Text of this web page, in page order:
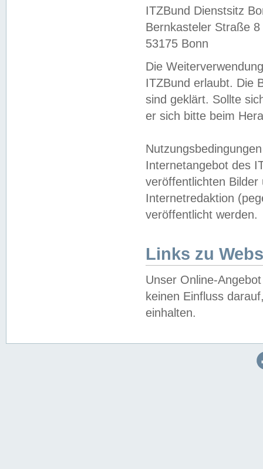
ITZBund Dienstsitz
Bernkasteler Straße 8
53175 Bonn
Die
ITZBund erlaubt. Die
sind geklärt. Sollte
er sich bitte beim
Internetangebot des
veröffentlichten
Internetredaktion
veröffentlicht werden.
Links zu
Unser Online-
keinen Einfluss
einhalten.